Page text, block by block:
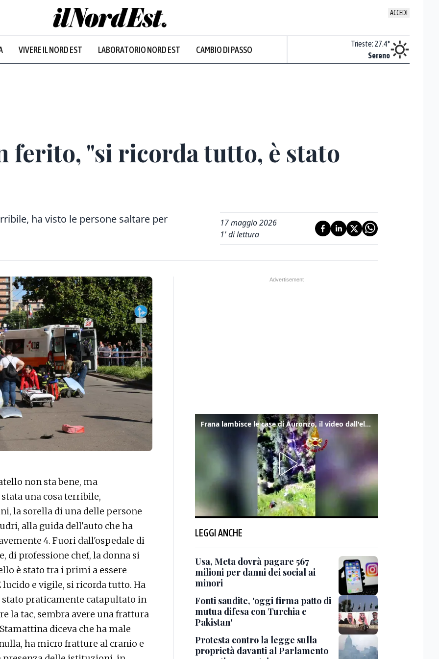
ACCEDI
VIVERE IL NORD EST LABORATORIO NORD EST CAMBIO DI PASSO
Nuvoloso
Sereno
Trieste: 27.4°
Sereno
ferito, "si ricorda tutto, è stato
ha visto le persone saltare per
17 maggio 2026
1' di lettura
non sta bene, ma
una cosa terribile,
la sorella di una delle persone
alla guida dell'auto che ha
4. Fuori dall'ospedale di
di professione chef, la donna si
è stato tra i primi a essere
e vigile, si ricorda tutto. Ha
praticamente catapultato in
la tac, sembra avere una frattura
diceva che ha male
ha micro fratture al cranio e
Frana lambisce le case di Auronzo, il video dall'elicottero dei vigili del fuoco
LEGGI ANCHE
Usa, Meta dovrà pagare 567
milioni per danni dei social ai
minori
Fonti saudite, 'oggi firma patto di
mutua difesa con Turchia e
Pakistan'
Protesta contro la legge sulla
proprietà davanti al Parlamento